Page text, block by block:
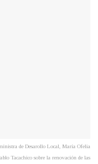
de Desarollo Local, María Ofelia
Tacachico sobre la renovación de las